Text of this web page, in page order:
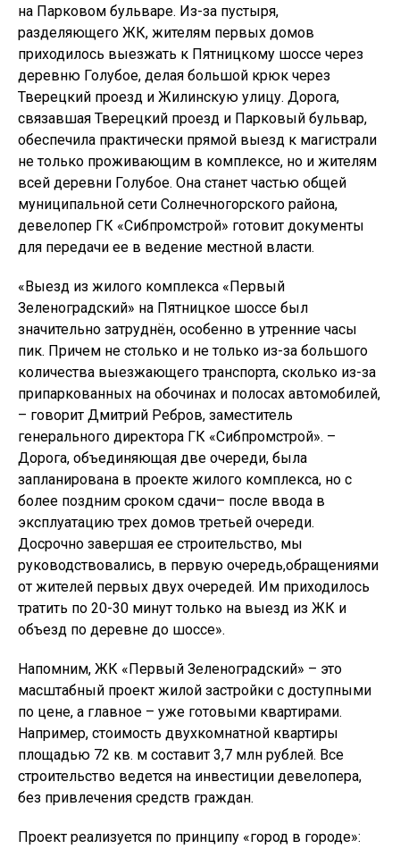
на Парковом бульваре. Из-за пустыря,
разделяющего ЖК, жителям первых домов
приходилось выезжать к Пятницкому шоссе через
деревню Голубое, делая большой крюк через
Тверецкий проезд и Жилинскую улицу. Дорога,
связавшая Тверецкий проезд и Парковый бульвар,
обеспечила практически прямой выезд к магистрали
не только проживающим в комплексе, но и жителям
всей деревни Голубое. Она станет частью общей
муниципальной сети Солнечногорского района,
девелопер ГК «Сибпромстрой» готовит документы
для передачи ее в ведение местной власти.
«Выезд из жилого комплекса «Первый
Зеленоградский» на Пятницкое шоссе был
значительно затруднён, особенно в утренние часы
пик. Причем не столько и не только из-за большого
количества выезжающего транспорта, сколько из-за
припаркованных на обочинах и полосах автомобилей,
– говорит Дмитрий Ребров, заместитель
генерального директора ГК «Сибпромстрой». –
Дорога, объединяющая две очереди, была
запланирована в проекте жилого комплекса, но с
более поздним сроком сдачи– после ввода в
эксплуатацию трех домов третьей очереди.
Досрочно завершая ее строительство, мы
руководствовались, в первую очередь,обращениями
от жителей первых двух очередей. Им приходилось
тратить по 20-30 минут только на выезд из ЖК и
объезд по деревне до шоссе».
Напомним, ЖК «Первый Зеленоградский» – это
масштабный проект жилой застройки с доступными
по цене, а главное – уже готовыми квартирами.
Например, стоимость двухкомнатной квартиры
площадью 72 кв. м составит 3,7 млн рублей. Все
строительство ведется на инвестиции девелопера,
без привлечения средств граждан.
Проект реализуется по принципу «город в городе»: